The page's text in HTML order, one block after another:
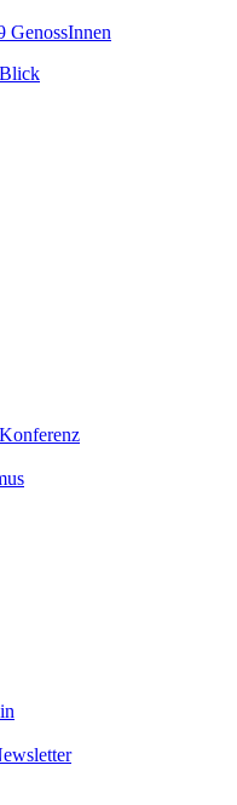
GenossInnen